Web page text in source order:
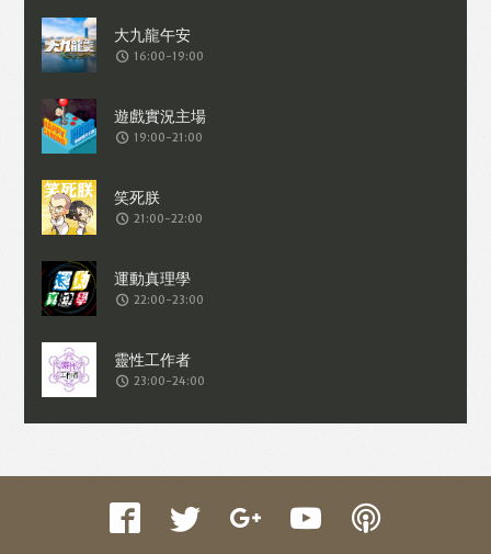
你符合該廣告目標客戶群的標準。熱血時
報並會根據你在交易平台（如PAYPAL），
問答、爭執或與帳戶相關的物品或內
容）。
16:00-19:00
19:00-21:00
21:00-22:00
22:00-23:00
23:00-24:00